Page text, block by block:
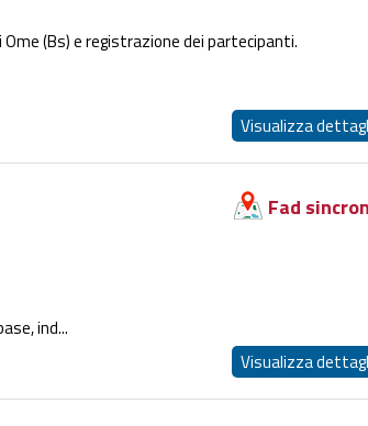
(Bs) e registrazione dei partecipanti.
Visualizza
Fad
ind...
Visualizza